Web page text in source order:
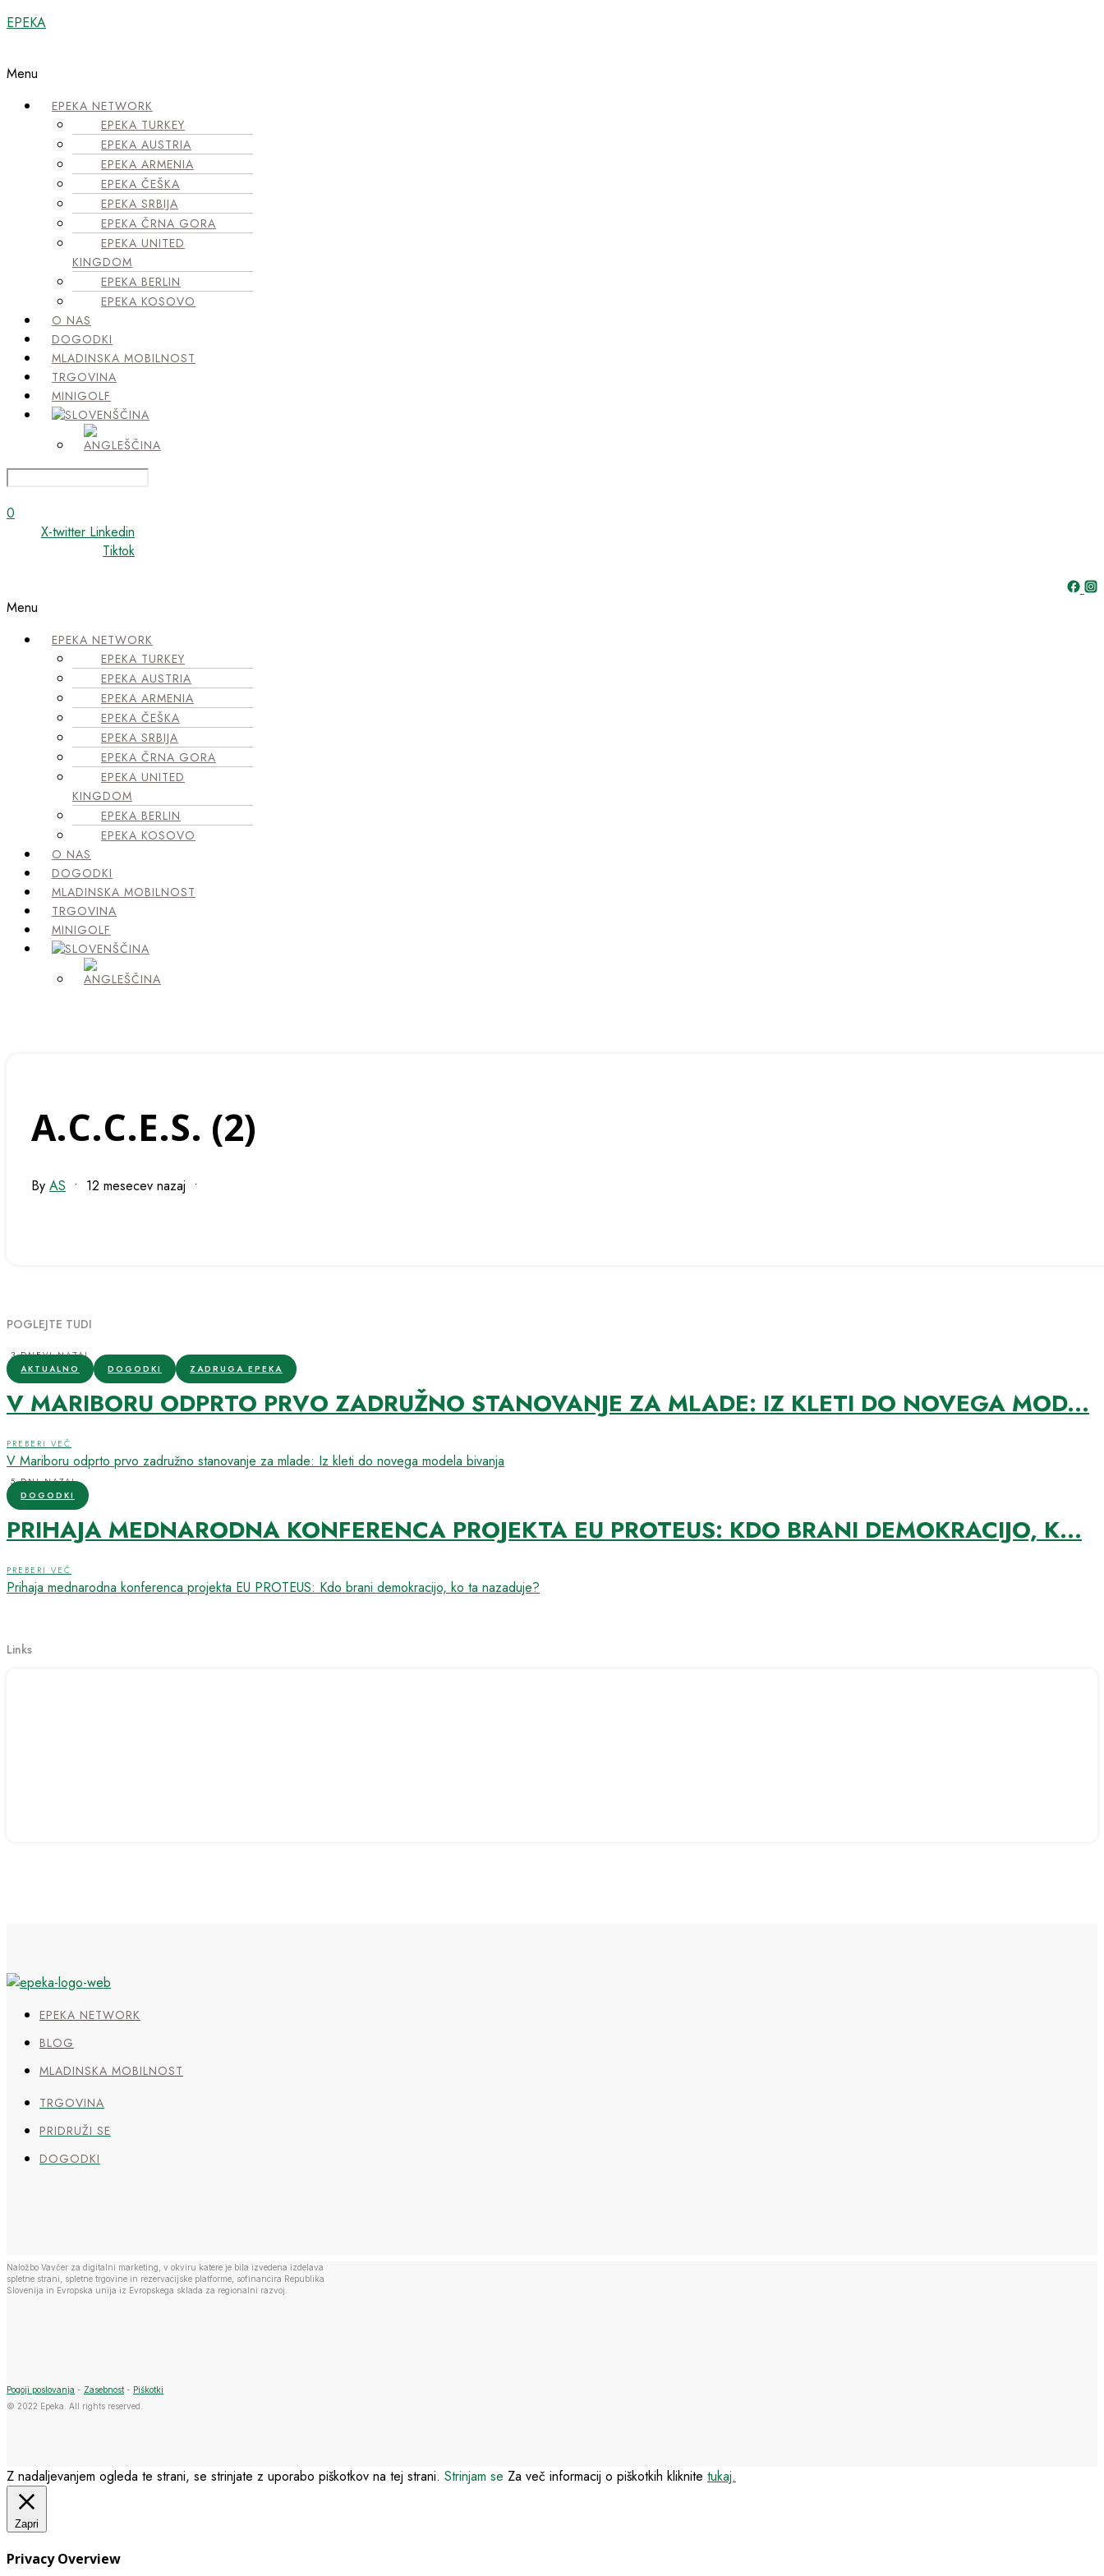
EPEKA
Menu
EPEKA NETWORK
EPEKA TURKEY
EPEKA AUSTRIA
EPEKA ARMENIA
EPEKA ČEŠKA
EPEKA SRBIJA
EPEKA ČRNA GORA
EPEKA UNITED
KINGDOM
EPEKA BERLIN
EPEKA KOSOVO
O NAS
DOGODKI
MLADINSKA MOBILNOST
TRGOVINA
MINIGOLF
0
X-twitter Linkedin
Tiktok
Menu
EPEKA NETWORK
EPEKA TURKEY
EPEKA AUSTRIA
EPEKA ARMENIA
EPEKA ČEŠKA
EPEKA SRBIJA
EPEKA ČRNA GORA
EPEKA UNITED
KINGDOM
EPEKA BERLIN
EPEKA KOSOVO
O NAS
DOGODKI
MLADINSKA MOBILNOST
TRGOVINA
MINIGOLF
A.C.C.E.S. (2)
By AS • 12 mesecev nazaj •
POGLEJTE TUDI
3 DNEVI NAZAJ
AKTUALNO
DOGODKI ZADRUGA EPEKA
V MARIBORU ODPRTO PRVO ZADRUŽNO STANOVANJE ZA MLADE: IZ KLETI DO NOVEGA MOD...
PREBERI VEČ
V Mariboru odprto prvo zadružno stanovanje za mlade: Iz kleti do novega modela bivanja
5 DNI NAZAJ
DOGODKI
PRIHAJA MEDNARODNA KONFERENCA PROJEKTA EU PROTEUS: KDO BRANI DEMOKRACIJO, K...
PREBERI VEČ
Prihaja mednarodna konferenca projekta EU PROTEUS: Kdo brani demokracijo, ko ta nazaduje?
Links
EPEKA NETWORK
BLOG
MLADINSKA MOBILNOST
TRGOVINA
PRIDRUŽI SE
DOGODKI
Naložbo Vavčer za digitalni marketing, v okviru katere je bila izvedena izdelava
spletne strani, spletne trgovine in rezervacijske platforme, sofinancira Republika
Slovenija in Evropska unija iz Evropskega sklada za regionalni razvoj.
Pogoji poslovanja - Zasebnost - Piškotki
© 2022 Epeka. All rights reserved.
Z nadaljevanjem ogleda te strani, se strinjate z uporabo piškotkov na tej strani. Strinjam se Za več informacij o piškotkih kliknite tukaj.
Zapri
Privacy Overview